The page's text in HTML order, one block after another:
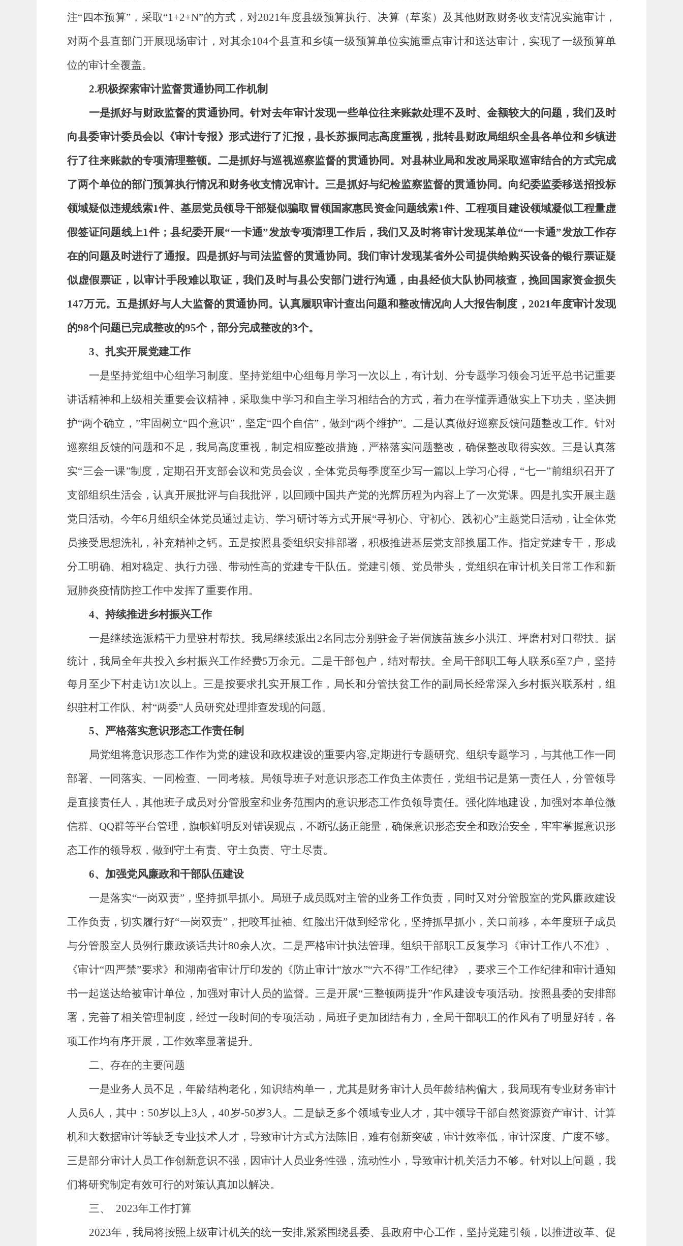
注“四本预算”，采取“1+2+N”的方式，对2021年度县级预算执行、决算（草案）及其他财政财务收支情况实施审计，
对两个县直部门开展现场审计，对其余104个县直和乡镇一级预算单位实施重点审计和送达审计，实现了一级预算单
位的审计全覆盖。
2.积极探索审计监督贯通协同工作机制
一是抓好与财政监督的贯通协同。针对去年审计发现一些单位往来账款处理不及时、金额较大的问题，我们及时
向县委审计委员会以《审计专报》形式进行了汇报，县长苏振同志高度重视，批转县财政局组织全县各单位和乡镇进
行了往来账款的专项清理整顿。二是抓好与巡视巡察监督的贯通协同。对县林业局和发改局采取巡审结合的方式完成
了两个单位的部门预算执行情况和财务收支情况审计。三是抓好与纪检监察监督的贯通协同。向纪委监委移送招投标
领域疑似违规线索1件、基层党员领导干部疑似骗取冒领国家惠民资金问题线索1件、工程项目建设领域凝似工程量虚
假签证问题线上1件；县纪委开展“一卡通”发放专项清理工作后，我们又及时将审计发现某单位“一卡通”发放工作存
在的问题及时进行了通报。四是抓好与司法监督的贯通协同。我们审计发现某省外公司提供给购买设备的银行票证疑
似虚假票证，以审计手段难以取证，我们及时与县公安部门进行沟通，由县经侦大队协同核查，挽回国家资金损失
147万元。五是抓好与人大监督的贯通协同。认真履职审计查出问题和整改情况向人大报告制度，2021年度审计发现
的98个问题已完成整改的95个，部分完成整改的3个。
3、扎实开展党建工作
一是坚持党组中心组学习制度。坚持党组中心组每月学习一次以上，有计划、分专题学习领会习近平总书记重要
讲话精神和上级相关重要会议精神， 采取集中学习和自主学习相结合的方式，着力在学懂弄通做实上下功夫， 坚决拥
护“两个确立，”牢固树立“四个意识”，坚定“四个自信”，做到“两个维护”。二是认真做好巡察反馈问题整改工作。针对
巡察组反馈的问题和不足，我局高度重视，制定相应整改措施，严格落实问题整改，确保整改取得实效。三是认真落
实“三会一课”制度，定期召开支部会议和党员会议，全体党员每季度至少写一篇以上学习心得，“七一”前组织召开了
支部组织生活会，认真开展批评与自我批评，以回顾中国共产党的光辉历程为内容上了一次党课。四是扎实开展主题
党日活动。今年6月组织全体党员通过走访、学习研讨等方式开展“寻初心、守初心、践初心”主题党日活动，让全体党
员接受思想洗礼，补充精神之钙。五是按照县委组织安排部署，积极推进基层党支部换届工作。 指定党建专干，形成
分工明确、相对稳定、执行力强、带动性高的党建专干队伍。党建引领、党员带头，党组织在审计机关日常工作和新
冠肺炎疫情防控工作中发挥了重要作用。
4、 持续推进乡村振兴工作
一是继续选派精干力量驻村帮扶。我局继续派出 2名同志分别 驻金子岩侗族苗族乡小洪江、 坪磨村对口帮扶。据
统计，我局全年共投入 乡村振兴工作经费5万余元。二是干部包户，结对帮扶。全局干部职工每人联系6至7户，坚持
每月至少下村走访1次以上。三是按要求扎实开展工作，局长和分管扶贫工作的副局长经常深入 乡村振兴联系村，组
织驻村工作队、 村“两委”人员研究处理排查发现的问题。
5、严格落实意识形态工作责任制
局党组将意识形态工作作为党的建设和政权建设的重要内容,定期进行专题研究、组织专题学习，与其他工作一同
部署、一同落实、一同检查、一同考核。局领导班子对意识形态工作负主体责任，党组书记是第一责任人，分管领导
是直接责任人，其他班子成员对分管股室和业务范围内的意识形态工作负领导责任。强化阵地建设，加强对本单位微
信群、QQ群等平台管理，旗帜鲜明反对错误观点，不断弘扬正能量，确保意识形态安全和政治安全，牢牢掌握意识形
态工作的领导权，做到守土有责、守土负责、守土尽责。
6、加强党风廉政和干部队伍建设
一是落实“一岗双责”，坚持抓早抓小。 局班子成员既对主管的业务工作负责，同时又对分管股室的党风廉政建设
工作负责，切实履行好“一岗双责”，把咬耳扯袖、红脸出汗做到经常化，坚持抓早抓小，关口前移，本年度班子成员
与分管股室人员例行廉政谈话共计80余人次。二是严格审计执法管理。组织干部职工反复学习《审计工作八不准》、
《审计“四严禁”要求》和湖南省审计厅印发的《防止审计“放水”“六不得”工作纪律》，要求三个工作纪律和审计通知
书一起送达给被审计单位，加强对审计人员的监督。三是开展“三整顿两提升”作风建设专项活动。按照县委的安排部
署，完善了相关管理制度，经过一段时间的专项活动 ，局班子更加团结有力，全局干部职工的作风有了明显好转，各
项工作均有序开展，工作效率显著提升。
二、存在的主要问题
一是业务人员不足，年龄结构老化，知识结构单一，尤其是财务审计人员年龄结构偏大，我局现有专业财务审计
人员6人，其中：50岁以上3人，40岁-50岁3人。二是缺乏多个领域专业人才，其中领导干部自然资源资产审计、计算
机和大数据审计等缺乏专业技术人才，导致审计方式方法陈旧，难有创新突破，审计效率低，审计深度、广度不够。
三是部分审计人员工作创新意识不强，因审计人员业务性强，流动性小，导致审计机关活力不够。针对以上问题，我
们将研究制定有效可行的对策认真加以解决。
三、
2023年工作打算
2023年，我局将按照上级审计机关的统一安排,紧紧围绕县委、县政府中心工作，坚持党建引领，以推进改革、促